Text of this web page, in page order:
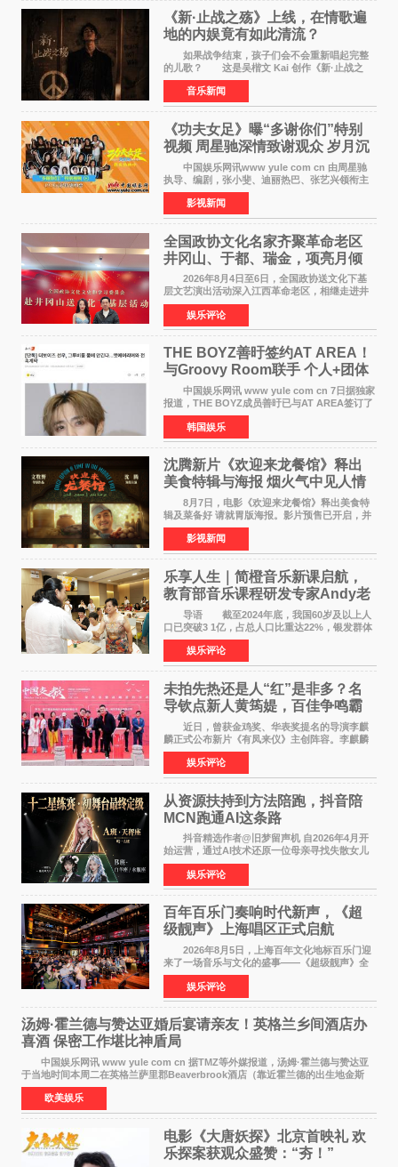
《新·止战之殇》上线，在情歌遍
地的内娱竟有如此清流？
如果战争结束，孩子们会不会重新唱起完整
的儿歌？ 这是吴楷文 Kai 创作《新·止战之
殇》时最初的想法。 从伊朗相关冲突引发的
地区局势，到世界各地仍在发生的动荡与不安，
战争从来不只
音乐新闻
《功夫女足》曝“多谢你们”特别
视频 周星驰深情致谢观众 岁月沉
淀不灭初心
中国娱乐网讯www yule com cn 由周星驰
执导、编剧，张小斐、迪丽热巴、张艺兴领衔主
演，刘嘉玲、佐藤健特别出演，艾米、雪野、蔡
思贝、胡予安、倪好特别介绍的喜剧电影《功夫
女足》释出多谢你
影视新闻
全国政协文化名家齐聚革命老区
井冈山、于都、瑞金，项亮月倾
情献唱《桃花谣》致敬红色沃土
2026年8月4日至6日，全国政协送文化下基
层文艺演出活动深入江西革命老区，相继走进井
冈山、于都长征出发地、瑞金三地。由全国政协
文化文史和学习委员会副主任、甘肃省政协原主
席欧阳坚率团，一
娱乐评论
THE BOYZ善旴签约AT AREA！
与Groovy Room联手 个人+团体
活动并行
中国娱乐网讯 www yule com cn 7日据独家
报道，THE BOYZ成员善旴已与AT AREA签订了
专属合约。AT AREA是由知名制作人组合
Groovy Room创立的hip-hop厂牌，旗下拥有多
位实力派音乐人，在韩
韩国娱乐
沈腾新片《欢迎来龙餐馆》释出
美食特辑与海报 烟火气中见人情
温暖
8月7日，电影《欢迎来龙餐馆》释出美食特
辑及菜备好 请就胃版海报。影片预售已开启，并
将于8月8日至10日14:00-21:00举行全国超前点
映。电影《欢迎来龙餐馆》作为战争美食喜剧大
片，讲述了中国
影视新闻
乐享人生｜简橙音乐新课启航，
教育部音乐课程研发专家Andy老
师重磅入驻领航银龄琴声
导语 截至2024年底，我国60岁及以上人
口已突破3 1亿，占总人口比重达22%，银发群体
的精神文化需求日益凸显。2024年1月，国务院办
公厅印发《关于发展银发经济增进老年人福祉的
意见》——这是
娱乐评论
未拍先热还是人“红”是非多？名
导钦点新人黄筠媞，百佳争鸣霸
气回应
近日，曾获金鸡奖、华表奖提名的导演李麒
麟正式公布新片《有凤来仪》主创阵容。李麒麟
早年凭电影《华容道》获得金鸡奖、华表奖提
名，此后长期参与国内外电影制作，其担任制片
人参与的作品亦曾
娱乐评论
从资源扶持到方法陪跑，抖音陪
MCN跑通AI这条路
抖音精选作者@旧梦留声机 自2026年4月开
始运营，通过AI技术还原一位母亲寻找失散女儿
的故事，凭借强情感表达获得大量用户关注，发
布仅21小时便获得超1亿曝光、超1000万互动。
此后，账号持续沿
娱乐评论
百年百乐门奏响时代新声，《超
级靓声》上海唱区正式启航
2026年8月5日，上海百年文化地标百乐门迎
来了一场音乐与文化的盛事——《超级靓声》全
国励志音乐公益节目上海唱区新闻发布会暨启动
仪式在此隆重举行。各界领导、嘉宾与媒体朋友
齐聚一堂，共同
娱乐评论
汤姆·霍兰德与赞达亚婚后宴请亲友！英格兰乡间酒店办
喜酒 保密工作堪比神盾局
中国娱乐网讯 www yule com cn 据TMZ等外媒报道，汤姆·霍兰德与赞达亚
于当地时间本周二在英格兰萨里郡Beaverbrook酒店（靠近霍兰德的出生地金斯
顿）举办婚宴，邀请家人与朋友们喝喜酒，庆祝
欧美娱乐
电影《大唐妖探》北京首映礼 欢
乐探案获观众盛赞：“夯！”